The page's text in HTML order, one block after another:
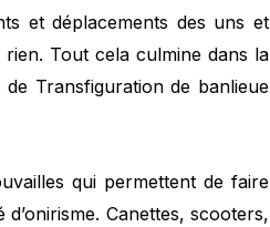
et déplacements des uns et
Tout cela culmine dans la
Transfiguration de banlieue
qui permettent de faire
Canettes, scooters,